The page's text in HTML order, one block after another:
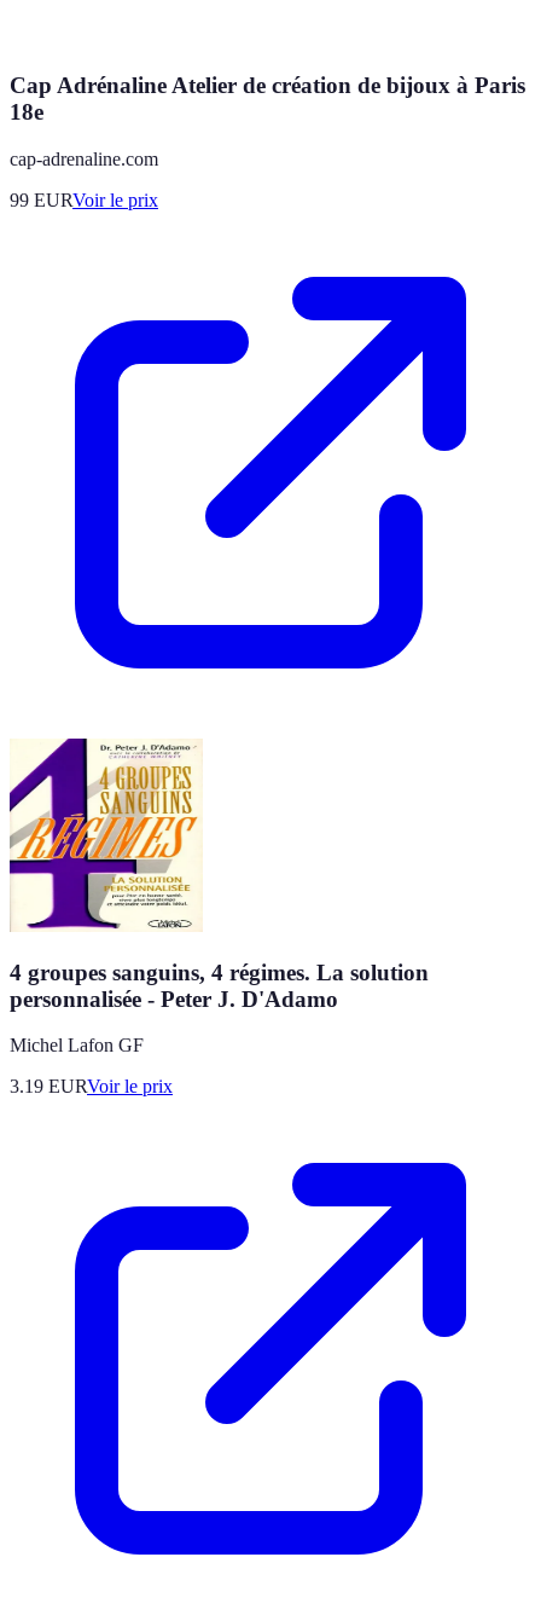
Cap Adrénaline Atelier de création de bijoux à Paris
18e
cap-adrenaline.com
99 EURVoir le prix
4 groupes sanguins, 4 régimes. La solution
personnalisée - Peter J. D'Adamo
Michel Lafon GF
3.19 EURVoir le prix